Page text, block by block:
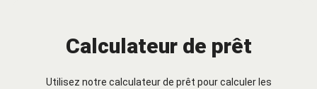
Calculateur de prêt
Utilisez notre calculateur de prêt pour calculer les